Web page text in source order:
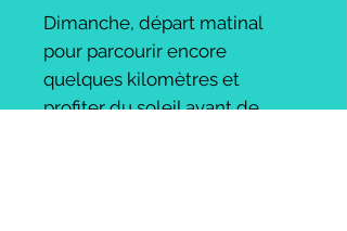
Dimanche, départ matinal
pour parcourir encore
quelques kilomètres et
profiter du soleil avant de